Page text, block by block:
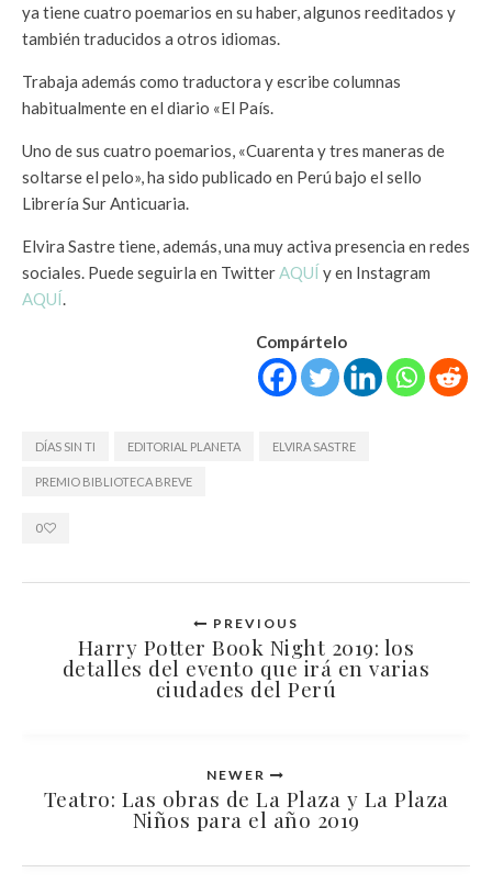
ya tiene cuatro poemarios en su haber, algunos reeditados y
también traducidos a otros idiomas.
Trabaja además como traductora y escribe columnas
habitualmente en el diario «El País.
Uno de sus cuatro poemarios, «Cuarenta y tres maneras de
soltarse el pelo», ha sido publicado en Perú bajo el sello
Librería Sur Anticuaria.
Elvira Sastre tiene, además, una muy activa presencia en redes
sociales. Puede seguirla en TwitterAQUÍ y en Instagram
AQUÍ.
Compártelo
DÍAS SIN TI EDITORIAL PLANETA ELVIRA SASTRE
PREMIO BIBLIOTECA BREVE
0
PREVIOUS
Harry Potter Book Night 2019: los
detalles del evento que irá en varias
ciudades del Perú
NEWER
Teatro: Las obras de La Plaza y La Plaza
Niños para el año 2019